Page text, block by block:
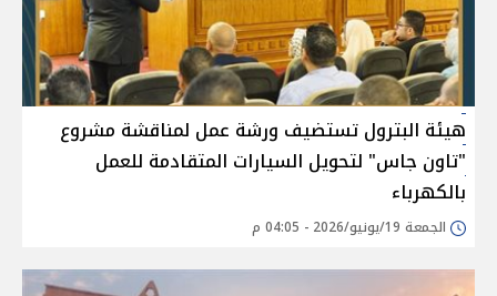
هيئة البترول تستضيف ورشة عمل لمناقشة مشروع
"تاون جاس" لتحويل السيارات المتقادمة للعمل
بالكهرباء
الجمعة 19/يونيو/2026 - 04:05 م